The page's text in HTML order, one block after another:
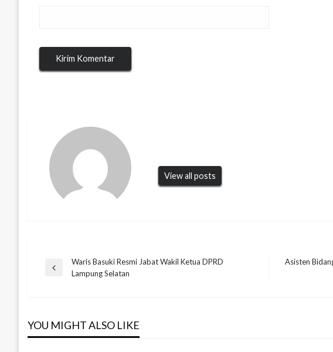
View all posts
Navigasi
Previous
Waris Basuki Resmi Jabat Wakil Ketua DPRD
Lampung Selatan
Asisten
YOU MIGHT ALSO LIKE